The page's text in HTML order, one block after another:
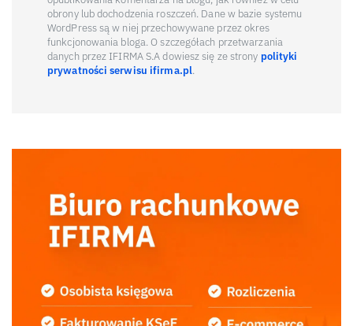
obrony lub dochodzenia roszczeń. Dane w bazie systemu
WordPress są w niej przechowywane przez okres
funkcjonowania bloga. O szczegółach przetwarzania
danych przez IFIRMA S.A dowiesz się ze strony polityki
prywatności serwisu ifirma.pl.